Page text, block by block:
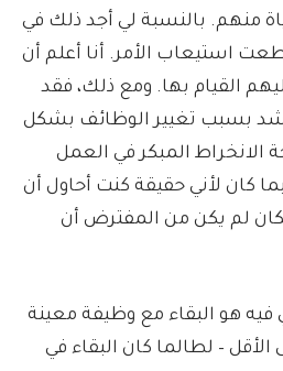
منهم. بالنسبة لي أجد ذلك في
استيعاب الأمر. أنا أعلم أن
القيام بها. ومع ذلك، فقد
بسبب تغيير الوظائف بشكل
الانخراط المبكر في العمل
منذ سن 18، أو ربما كان لأني حقيقة كنت أحاول أن
لم يكن من المفترض أن
هو البقاء مع وظيفة معينة
– لطالما كان البقاء في